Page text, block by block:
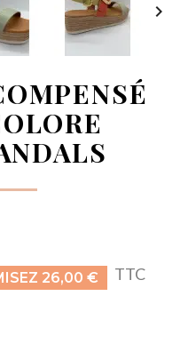

26,00 € TTC